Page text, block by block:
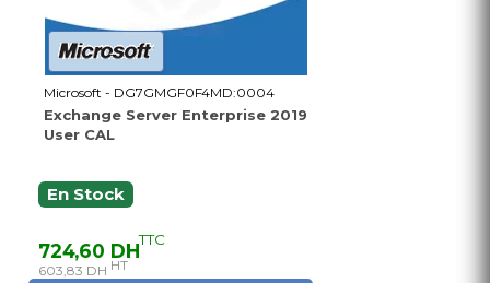
Microsoft - DG7GMGF0F4MD:0004
Exchange Server Enterprise 2019
User CAL
En Stock
724,60 DHTTC
603,83 DH HT